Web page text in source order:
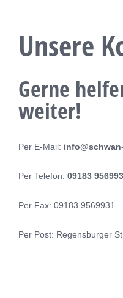
Unsere
Gerne
weiter!
Per E-Mail:
Per Telefon: 09183
Per Fax: 09183 9569931
Per Post: Regensburger